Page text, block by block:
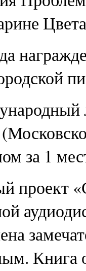
за 1
проект
Книга